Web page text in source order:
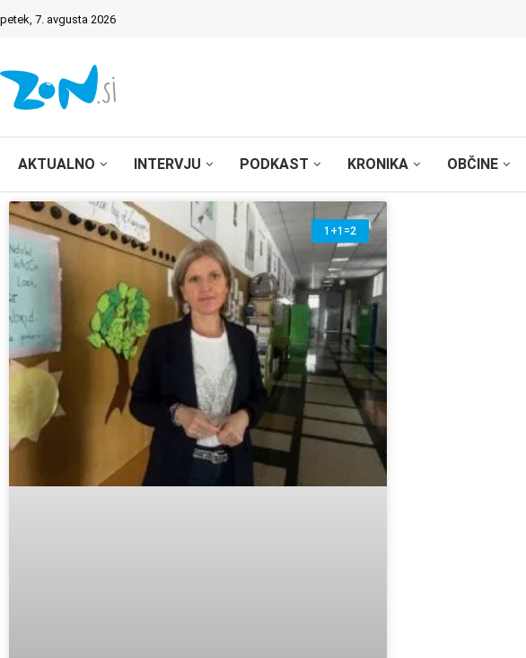
petek, 7. avgusta 2026
AKTUALNO INTERVJU PODKAST KRONIKA OBČINE
1+1=2